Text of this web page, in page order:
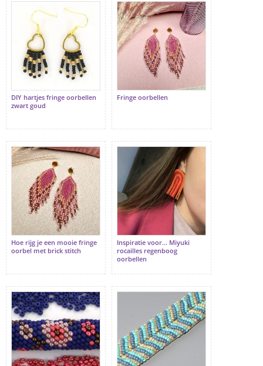
DIY hartjes fringe oorbellen
zwart goud
Fringe oorbellen
Hoe rijg je een mooie fringe
oorbel met brick stitch
Inspiratie voor... Miyuki
rocailles regenboog
oorbellen